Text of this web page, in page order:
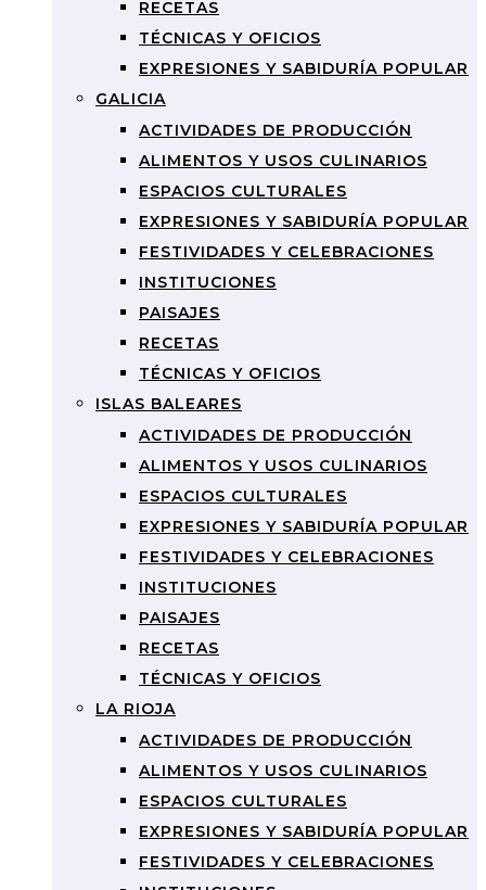
RECETAS
TÉCNICAS Y OFICIOS
EXPRESIONES Y SABIDURÍA POPULAR
GALICIA
ACTIVIDADES DE PRODUCCIÓN
ALIMENTOS Y USOS CULINARIOS
ESPACIOS CULTURALES
EXPRESIONES Y SABIDURÍA POPULAR
FESTIVIDADES Y CELEBRACIONES
INSTITUCIONES
PAISAJES
RECETAS
TÉCNICAS Y OFICIOS
ISLAS BALEARES
ACTIVIDADES DE PRODUCCIÓN
ALIMENTOS Y USOS CULINARIOS
ESPACIOS CULTURALES
EXPRESIONES Y SABIDURÍA POPULAR
FESTIVIDADES Y CELEBRACIONES
INSTITUCIONES
PAISAJES
RECETAS
TÉCNICAS Y OFICIOS
LA RIOJA
ACTIVIDADES DE PRODUCCIÓN
ALIMENTOS Y USOS CULINARIOS
ESPACIOS CULTURALES
EXPRESIONES Y SABIDURÍA POPULAR
FESTIVIDADES Y CELEBRACIONES